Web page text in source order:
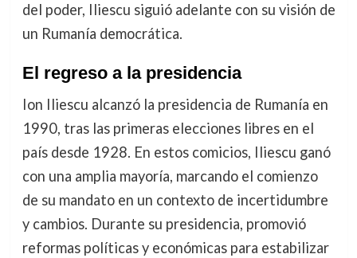
del poder, Iliescu siguió adelante con su visión de
un Rumanía democrática.
El regreso a la presidencia
Ion Iliescu alcanzó la presidencia de Rumanía en
1990, tras las primeras elecciones libres en el
país desde 1928. En estos comicios, Iliescu ganó
con una amplia mayoría, marcando el comienzo
de su mandato en un contexto de incertidumbre
y cambios. Durante su presidencia, promovió
reformas políticas y económicas para estabilizar